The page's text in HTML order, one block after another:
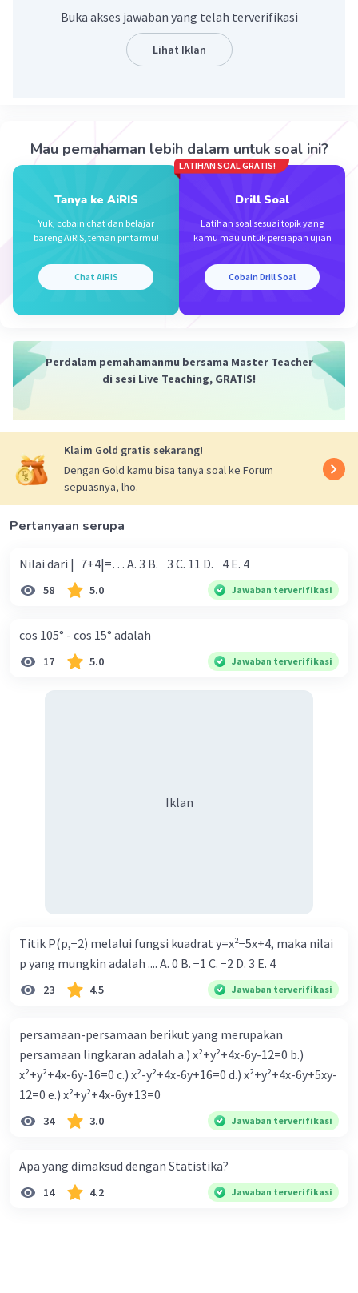
sec x = 1/cos x
1 + tan²x = sec²x
(1 + tan²A)/(2 tan A)
Oleh karena itu, jawaban yang tepat adalah E.
Beri Rating·0.0
Buka akses jawaban yang telah terverifikasi
Lihat Iklan
Mau pemahaman lebih dalam untuk soal ini?
Tanya ke AiRIS
Yuk, cobain chat dan belajar
bareng AiRIS, teman pintarmu!
Chat AiRIS
LATIHAN SOAL GRATIS!
Drill Soal
Latihan soal sesuai topik yang
kamu mau untuk persiapan ujian
Cobain Drill Soal
Perdalam pemahamanmu bersama Master Teacher
di sesi Live Teaching, GRATIS!
Klaim Gold gratis sekarang!
Dengan Gold kamu bisa tanya soal ke Forum
sepuasnya, lho.
Pertanyaan serupa
Nilai dari |−7+4|=… A. 3 B. −3 C. 11 D. −4 E. 4
58 5.0 Jawaban terverifikasi
cos 105° - cos 15° adalah
17 5.0 Jawaban terverifikasi
Iklan
Titik P(p,−2) melalui fungsi kuadrat y=x²−5x+4, maka nilai
p yang mungkin adalah .... A. 0 B. −1 C. −2 D. 3 E. 4
23 4.5 Jawaban terverifikasi
persamaan-persamaan berikut yang merupakan
persamaan lingkaran adalah a.) x²+y²+4x-6y-12=0 b.)
x²+y²+4x-6y-16=0 c.) x²-y²+4x-6y+16=0 d.) x²+y²+4x-6y+5xy-
12=0 e.) x²+y²+4x-6y+13=0
34 3.0 Jawaban terverifikasi
Apa yang dimaksud dengan Statistika?
14 4.2 Jawaban terverifikasi